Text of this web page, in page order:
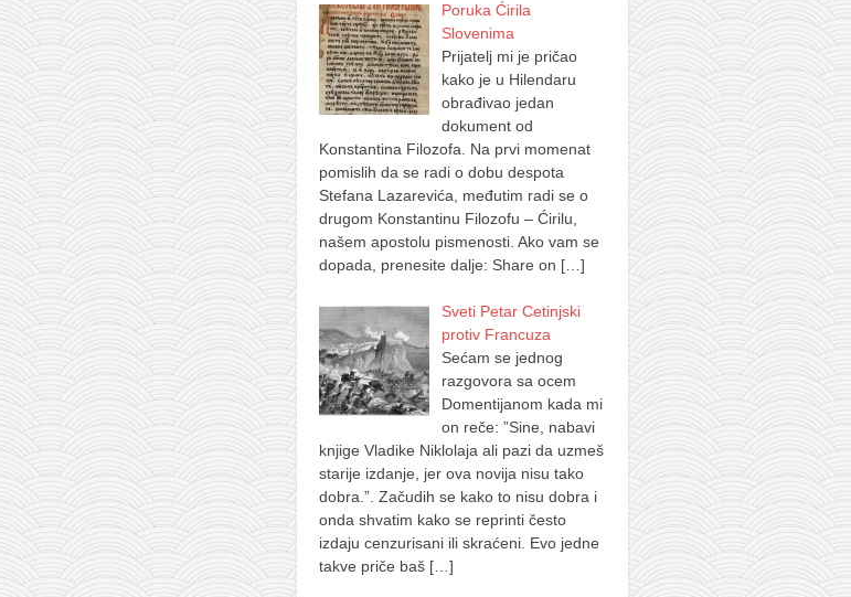
Poruka Ćirila
Slovenima
Prijatelj mi je pričao
kako je u Hilendaru
obrađivao jedan
dokument od
Konstantina Filozofa. Na prvi momenat
pomislih da se radi o dobu despota
Stefana Lazarevića, međutim radi se o
drugom Konstantinu Filozofu – Ćirilu,
našem apostolu pismenosti. Ako vam se
dopada, prenesite dalje: Share on […]
Sveti Petar Cetinjski
protiv Francuza
Sećam se jednog
razgovora sa ocem
Domentijanom kada mi
on reče: ”Sine, nabavi
knjige Vladike Niklolaja ali pazi da uzmeš
starije izdanje, jer ova novija nisu tako
dobra.”. Začudih se kako to nisu dobra i
onda shvatim kako se reprinti često
izdaju cenzurisani ili skraćeni. Evo jedne
takve priče baš […]